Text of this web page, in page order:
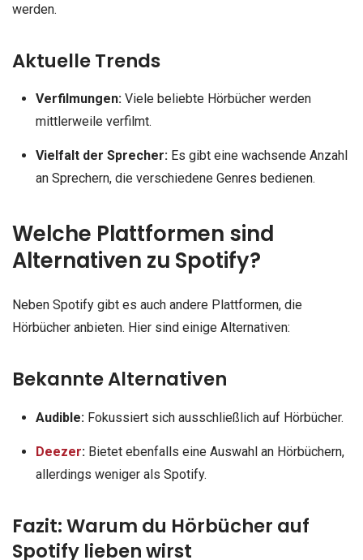
werden.
Aktuelle Trends
Verfilmungen:Viele beliebte Hörbücher werden
mittlerweile verfilmt.
Vielfalt der Sprecher:Es gibt eine wachsende Anzahl
an Sprechern, die verschiedene Genres bedienen.
Welche Plattformen sind
Alternativen zu Spotify?
Neben Spotify gibt es auch andere Plattformen, die
Hörbücher anbieten. Hier sind einige Alternativen:
Bekannte Alternativen
Audible:Fokussiert sich ausschließlich auf Hörbücher.
Deezer:Bietet ebenfalls eine Auswahl an Hörbüchern,
allerdings weniger als Spotify.
Fazit: Warum du Hörbücher auf
Spotify lieben wirst